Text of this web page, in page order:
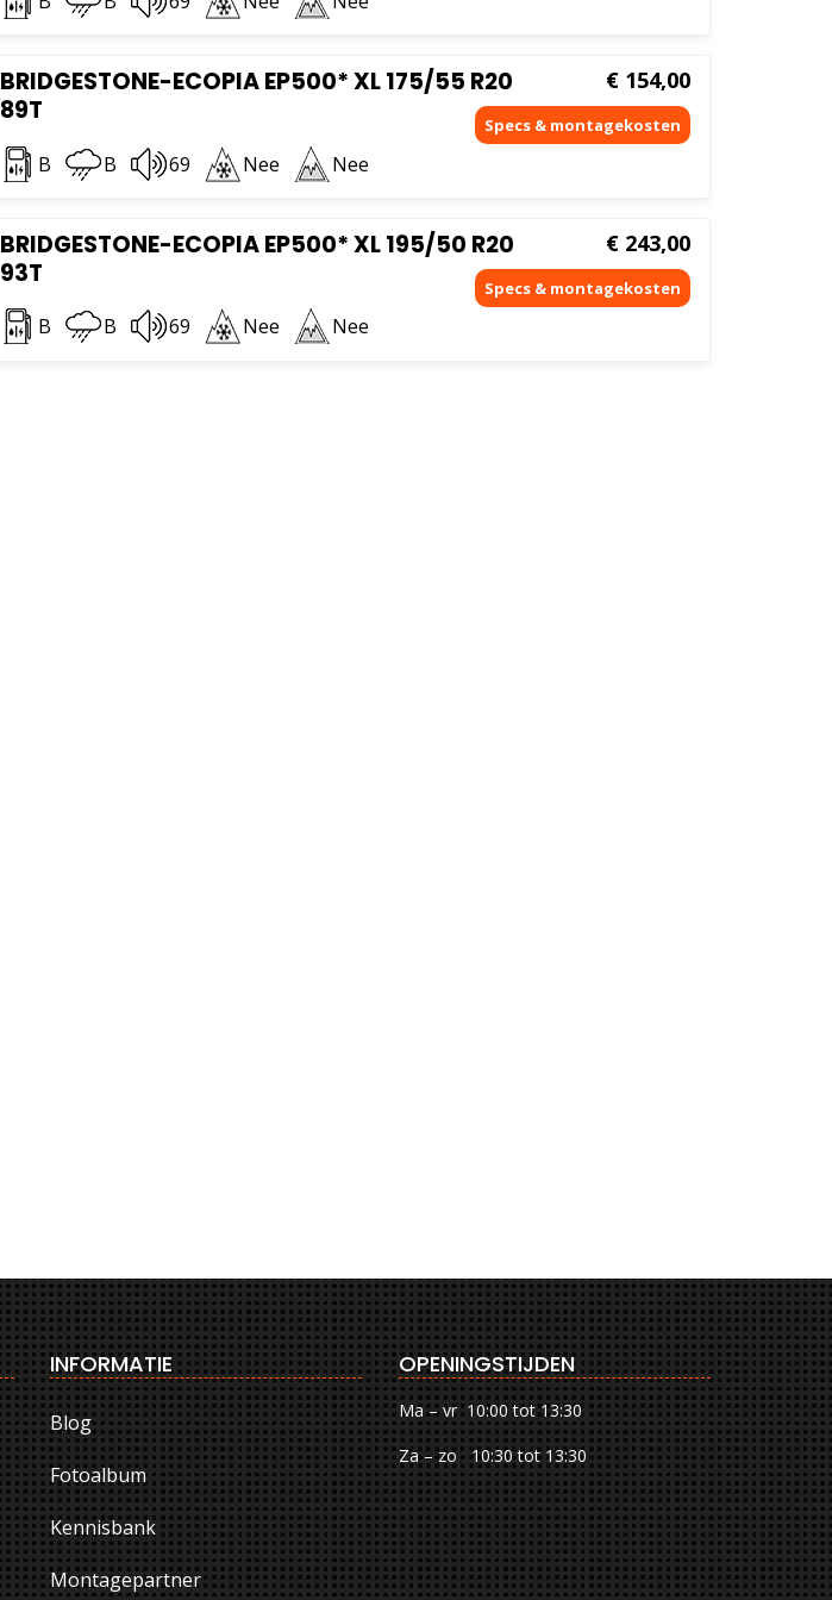
BRIDGESTONE-ECOPIA EP500* XL 175/55 R20
89T
B B 69 Nee Nee
€ 154,00
BRIDGESTONE-ECOPIA EP500* XL 195/50 R20
93T
B B 69 Nee Nee
€ 243,00
INFORMATIE
Blog
Fotoalbum
Kennisbank
Montagepartner
OPENINGSTIJDEN
Ma – vr 10:00 tot 13:30
Za – zo 10:30 tot 13:30